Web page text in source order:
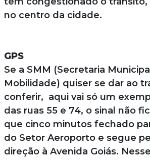
no centro da cidade.
GPS
Se a SMM (Secretaria
Mobilidade) quiser se dar ao
conferir, aqui vai só um
das ruas 55 e 74, o sinal não
que cinco minutos fechado
do Setor Aeroporto e segue
direção à Avenida Goiás.